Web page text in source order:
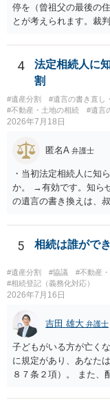
停を（曾祖父の最後の
とが考えられます。裁
能と思われます。時間
揃える必要があります
4
法定相続人に
割
#遺産分割 #遺言の書き直し
#不動産・土地の相続
#遺言
2026年7月18日
匿名A 弁護士
・当初法定相続人に知
か。 →有効です。知ら
の遺言の書き換えは、
ますか。 →本人が自由
です。客観的な基準も
することはできますか
ないということでしょ
と拒否することはでき
5 相続は誰がで
#遺産分割 #協議 #不動産
#相続登記（義務化対応）
2026年7月16日
吉田 雄大 弁護士
子どもがいる方が亡く
に規定があり、あなた
８７条２項）。 また、
も相続権があります。